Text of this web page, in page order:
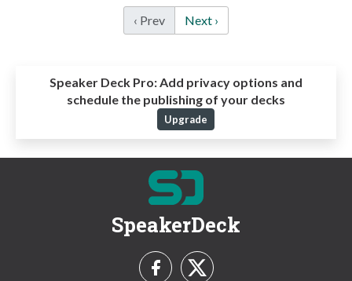
‹ Prev Next ›
Speaker Deck Pro:Add privacy options and
schedule the publishing of your decks
Upgrade
SpeakerDeck